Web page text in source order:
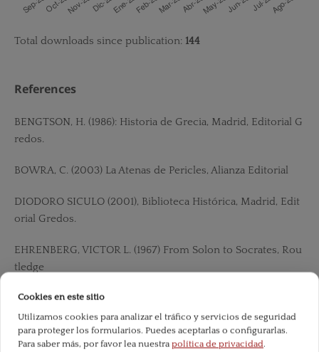
Total downloads since publication: 144
References
BENGTSON, H. (1986): Historia de Grecia, Madrid, Editorial G
redos.
BOWRA, C. (2003) La Atenas de Pericles, Alianza Editorial
DIODORO SICULO (2001), Biblioteca Histórica, Madrid, Edit
orial Gredos.
EHRENBERG, VICTOR L. (1967) From Solon to Socrates, Rou
tledge
FERNANDEZ URIEL, PILAR (2014) Historia Antigua Universal,
El mundo griego, Universidad Nacional de Educación a Dist
ancia
Cookies en este sitio
Utilizamos cookies para analizar el tráfico y servicios de seguridad
para proteger los formularios. Puedes aceptarlas o configurarlas.
Para saber más, por favor lea nuestra política de privacidad.